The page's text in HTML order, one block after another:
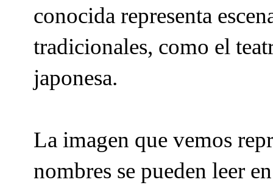
conocida representa
tradicionales, como el
japonesa.
La imagen que vemos
nombres se pueden leer